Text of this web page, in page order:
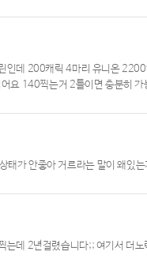
인데 200캐릭 4마리 유니온
요 140찍는거 2틀이면 충분히
태가 안좋아 거르라는 말이 왜있
는데 2년걸렸습니다;; 여기서 더